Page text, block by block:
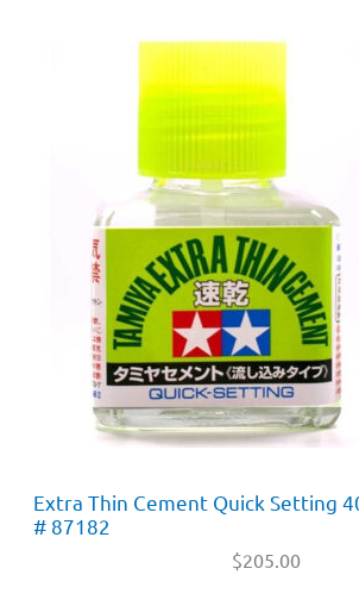
Extra Thin Cement Quick Setting
# 87182
$205.00